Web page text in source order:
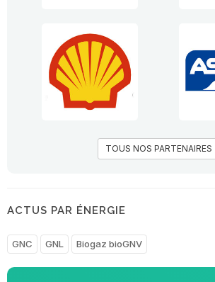
TOUS NOS PARTENAIRES
ACTUS PAR ÉNERGIE
GNC GNL Biogaz bioGNV